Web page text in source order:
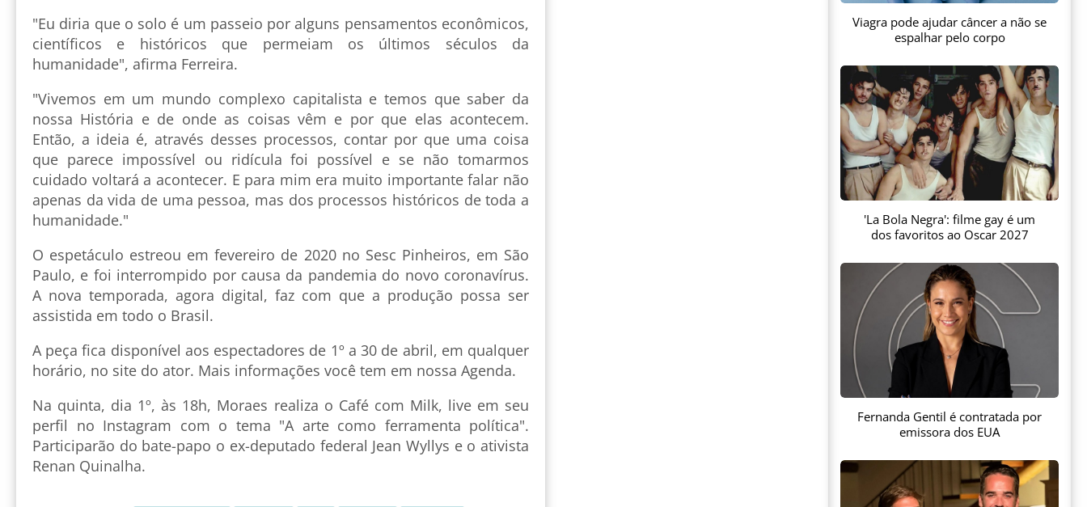
"Eu diria que o solo é um passeio por alguns pensamentos econômicos,
científicos e históricos que permeiam os últimos séculos da
humanidade", afirma Ferreira.
"Vivemos em um mundo complexo capitalista e temos que saber da
nossa História e de onde as coisas vêm e por que elas acontecem.
Então, a ideia é, através desses processos, contar por que uma coisa
que parece impossível ou ridícula foi possível e se não tomarmos
cuidado voltará a acontecer. E para mim era muito importante falar não
apenas da vida de uma pessoa, mas dos processos históricos de toda a
humanidade."
O espetáculo estreou em fevereiro de 2020 no Sesc Pinheiros, em São
Paulo, e foi interrompido por causa da pandemia do novo coronavírus.
A nova temporada, agora digital, faz com que a produção possa ser
assistida em todo o Brasil.
A peça fica disponível aos espectadores de 1º a 30 de abril, em qualquer
horário, no site do ator. Mais informações você tem em nossa Agenda.
Na quinta, dia 1º, às 18h, Moraes realiza o Café com Milk, live em seu
perfil no Instagram com o tema "A arte como ferramenta política".
Participarão do bate-papo o ex-deputado federal Jean Wyllys e o ativista
Renan Quinalha.
Viagra pode ajudar câncer a não se
espalhar pelo corpo
'La Bola Negra': filme gay é um
dos favoritos ao Oscar 2027
Fernanda Gentil é contratada por
emissora dos EUA